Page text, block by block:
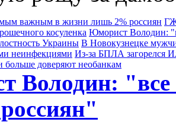
важным в жизни лишь 2% россиян
косуленка Юморист Володин:
Украины В Новокузнецке
неинфекциями Из-за БПЛА загорелся
больше доверяют необанкам
Володин: "все